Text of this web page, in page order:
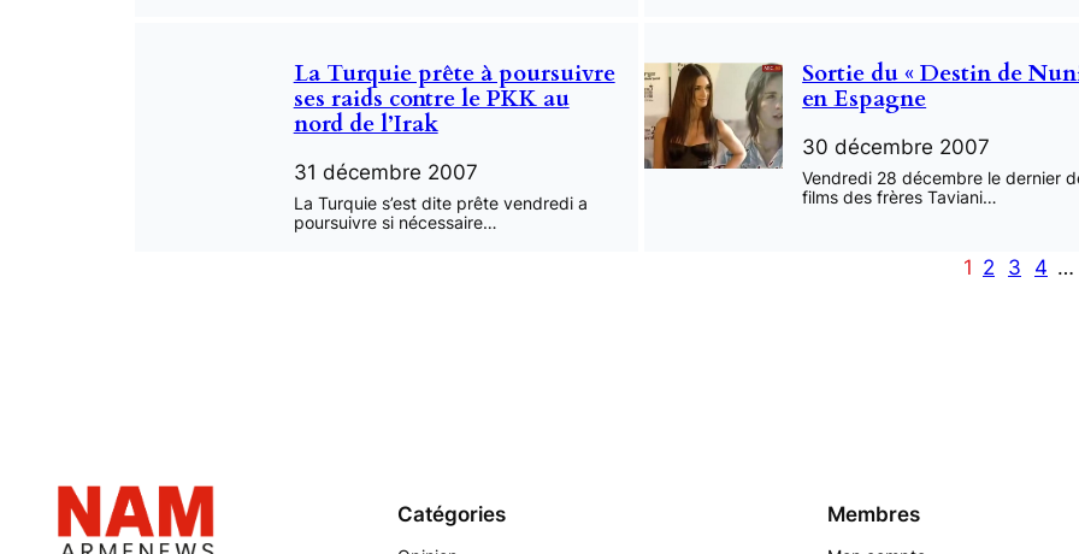
La Turquie prête à poursuivre
ses raids contre le PKK au
nord de l’Irak
31 décembre 2007
La Turquie s’est dite prête vendredi a
poursuivre si nécessaire…
Sortie du « Destin de
en Espagne
30 décembre 2007
Vendredi 28 décembre le dernier
films des frères Taviani…
1 2 3 4 …
Catégories Membres